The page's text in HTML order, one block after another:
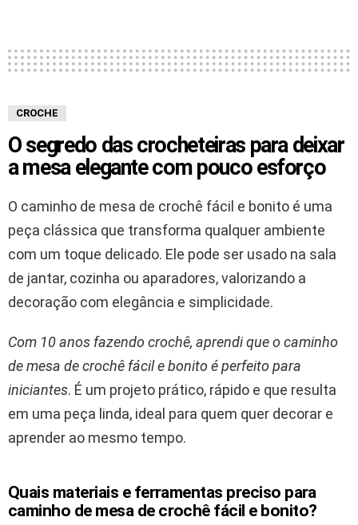
CROCHE
O segredo das crocheteiras para deixar
a mesa elegante com pouco esforço
O caminho de mesa de crochê fácil e bonito é uma
peça clássica que transforma qualquer ambiente
com um toque delicado. Ele pode ser usado na sala
de jantar, cozinha ou aparadores, valorizando a
decoração com elegância e simplicidade.
Com 10 anos fazendo crochê, aprendi que o caminho
de mesa de crochê fácil e bonito é perfeito para
iniciantes. É um projeto prático, rápido e que resulta
em uma peça linda, ideal para quem quer decorar e
aprender ao mesmo tempo.
Quais materiais e ferramentas preciso para
caminho de mesa de crochê fácil e bonito?